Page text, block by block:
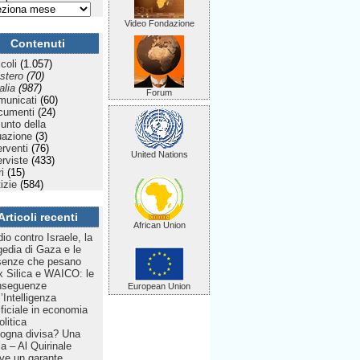
Contenuti
(1.057)
(70)
(987)
(60)
(24)
della
(3)
(76)
(433)
(15)
(584)
recenti
contro Israele, la
di Gaza e le
che pesano
Silica e WAICO: le
in economia
divisa? Una
– Al Quirinale
Video Fondazione
Forum
United Nations
African Union
European Union